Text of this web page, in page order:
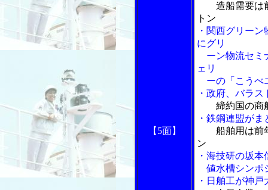
【5面】
造船需要は
トン
・関西グリー
にグリ
ーン物流セミ
ェリ
ーの「こうべ
・政府、バラ
締約国の商
・鉄鋼連盟が
船舶用は前
ン
・海技研の坂
値水槽シンポ
・日舶工が神